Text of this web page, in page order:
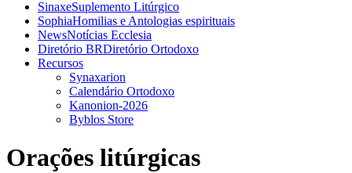
SinaxeSuplemento Litúrgico
SophiaHomilias e Antologias espirituais
NewsNotícias Ecclesia
Diretório BRDiretório Ortodoxo
Recursos
Synaxarion
Calendário Ortodoxo
Kanonion-2026
Byblos Store
Orações litúrgicas